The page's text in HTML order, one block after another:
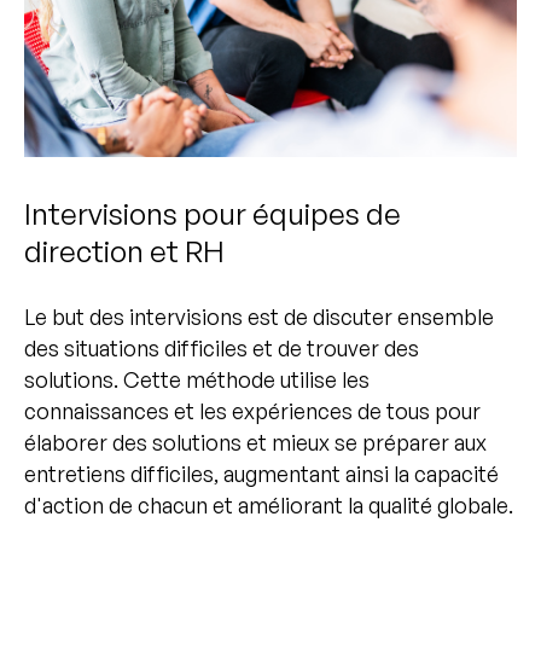
Intervisions pour équipes de
direction et RH
Le but des intervisions est de discuter ensemble
des situations difficiles et de trouver des
solutions. Cette méthode utilise les
connaissances et les expériences de tous pour
élaborer des solutions et mieux se préparer aux
entretiens difficiles, augmentant ainsi la capacité
d'action de chacun et améliorant la qualité globale.